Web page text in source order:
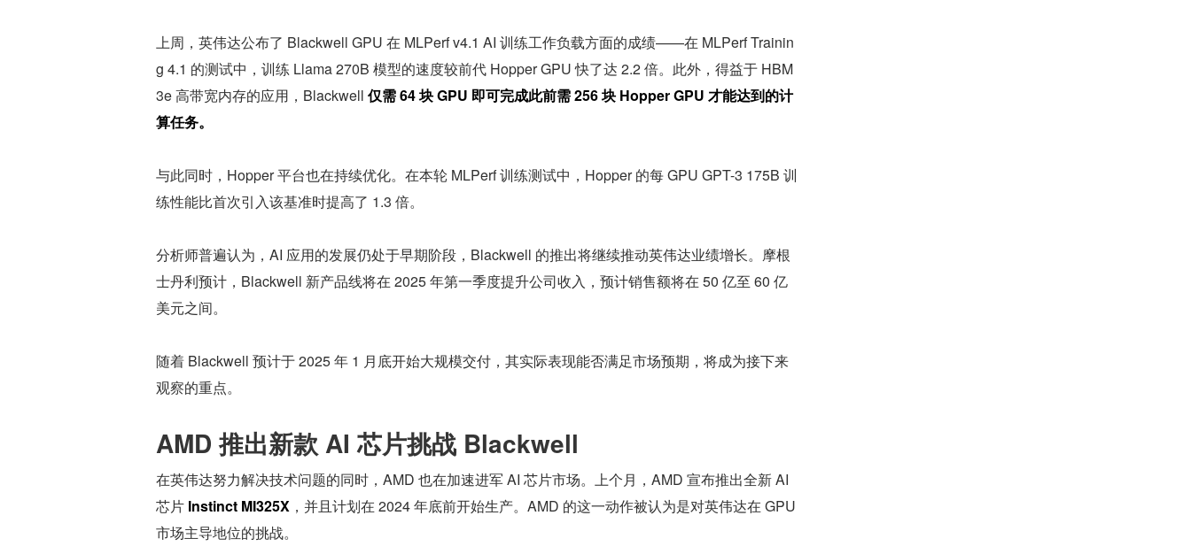
上周，英伟达公布了 Blackwell GPU 在 MLPerf v4.1 AI 训练工作负载方面的成绩——在 MLPerf Trainin
g 4.1 的测试中，训练 Llama 270B 模型的速度较前代 Hopper GPU 快了达 2.2 倍。此外，得益于 HBM
3e 高带宽内存的应用，Blackwell 仅需 64 块 GPU 即可完成此前需 256 块 Hopper GPU 才能达到的计
算任务。
与此同时，Hopper 平台也在持续优化。在本轮 MLPerf 训练测试中，Hopper 的每 GPU GPT-3 175B 训
练性能比首次引入该基准时提高了 1.3 倍。
分析师普遍认为，AI 应用的发展仍处于早期阶段，Blackwell 的推出将继续推动英伟达业绩增长。摩根
士丹利预计，Blackwell 新产品线将在 2025 年第一季度提升公司收入，预计销售额将在 50 亿至 60 亿
美元之间。
随着 Blackwell 预计于 2025 年 1 月底开始大规模交付，其实际表现能否满足市场预期，将成为接下来
观察的重点。
AMD 推出新款 AI 芯片挑战 Blackwell
在英伟达努力解决技术问题的同时，AMD 也在加速进军 AI 芯片市场。上个月，AMD 宣布推出全新 AI
芯片 Instinct MI325X ，并且计划在 2024 年底前开始生产。AMD 的这一动作被认为是对英伟达在 GPU
市场主导地位的挑战。